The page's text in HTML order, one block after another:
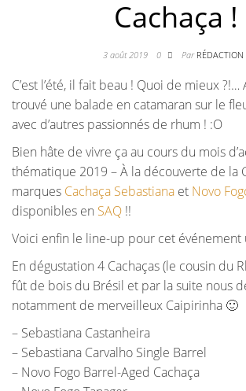
Cachaça !
3 août 2019 0 Par RÉDACTION
C’est l’été, il fait beau ! Quoi de mieux ?!…
trouvé une balade en catamaran sur le
avec d’autres passionnés de rhum ! :O
Bien hâte de vivre ça au cours du mois
thématique 2019 – À la découverte de la
marques Cachaça Sebastiana et Novo
disponibles en SAQ !!
Voici enfin le line-up pour cet événement
En dégustation 4 Cachaças (le cousin du
fût de bois du Brésil et par la suite nous
notamment de merveilleux Caipirinha 🙂
– Sebastiana Castanheira
– Sebastiana Carvalho Single Barrel
– Novo Fogo Barrel-Aged Cachaça